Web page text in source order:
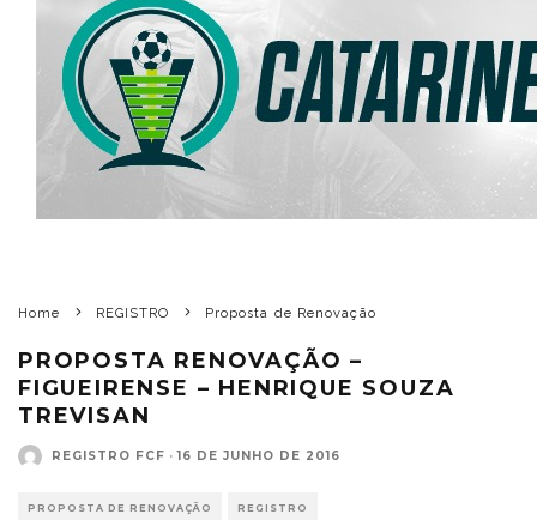
Home REGISTRO Proposta de Renovação
PROPOSTA RENOVAÇÃO –
FIGUEIRENSE – HENRIQUE SOUZA
TREVISAN
REGISTRO FCF · 16 DE JUNHO DE 2016
PROPOSTA DE RENOVAÇÃO REGISTRO